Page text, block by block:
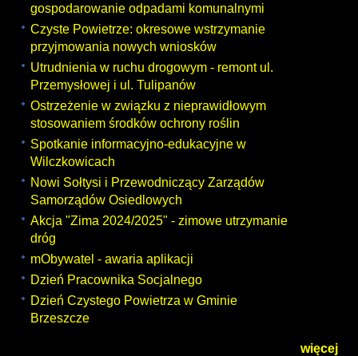
gospodarowanie odpadami komunalnymi
Czyste Powietrze: okresowe wstrzymanie
przyjmowania nowych wniosków
Utrudnienia w ruchu drogowym - remont ul.
Przemysłowej i ul. Tulipanów
Ostrzeżenie w związku z nieprawidłowym
stosowaniem środków ochrony roślin
Spotkanie informacyjno-edukacyjne w
Wilczkowicach
Nowi Sołtysi i Przewodniczący Zarządów
Samorządów Osiedlowych
Akcja "Zima 2024/2025" - zimowe utrzymanie
dróg
mObywatel - awaria aplikacji
Dzień Pracownika Socjalnego
Dzień Czystego Powietrza w Gminie
Brzeszcze
więcej